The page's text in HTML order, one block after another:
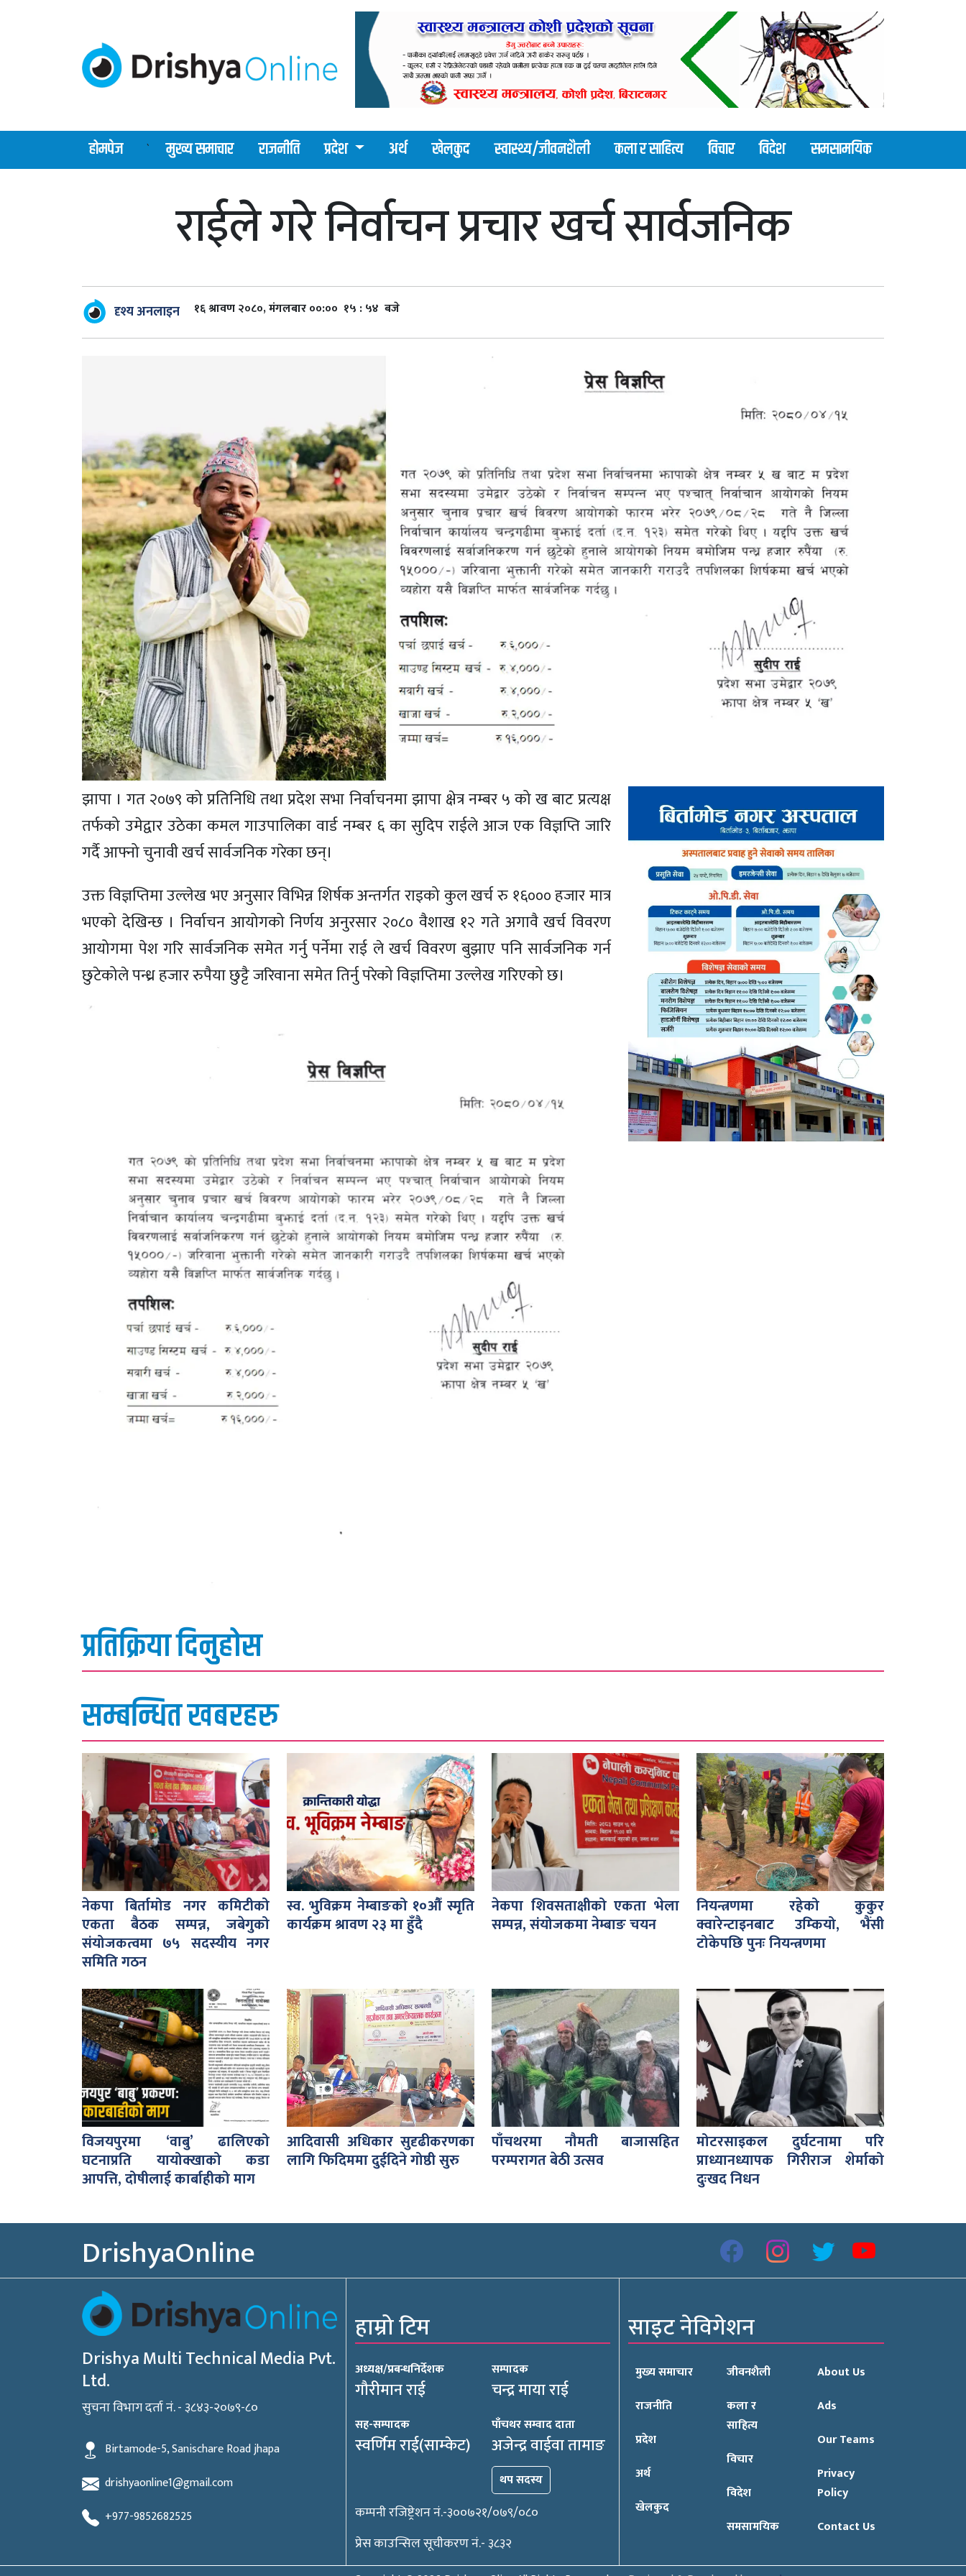
होमपेज ` मुख्य समाचार राजनीति प्रदेश अर्थ खेलकुद स्वास्थ्य/जीवनशैली कला र साहित्य विचार विदेश समसामयिक
राईले गरे निर्वाचन प्रचार खर्च सार्वजनिक
दृश्य अनलाइन १६ श्रावण २०८०, मंगलबार ००:०० १५ : ५४ बजे
झापा । गत २०७९ को प्रतिनिधि तथा प्रदेश सभा निर्वाचनमा झापा क्षेत्र नम्बर ५ को ख बाट प्रत्यक्ष
तर्फको उमेद्वार उठेका कमल गाउपालिका वार्ड नम्बर ६ का सुदिप राईले आज एक विज्ञप्ति जारि
गर्दै आफ्नो चुनावी खर्च सार्वजनिक गरेका छन्।
उक्त विज्ञप्तिमा उल्लेख भए अनुसार विभिन्न शिर्षक अन्तर्गत राइको कुल खर्च रु १६००० हजार मात्र
भएको देखिन्छ । निर्वाचन आयोगको निर्णय अनुरसार २०८० वैशाख १२ गते अगावै खर्च विवरण
आयोगमा पेश गरि सार्वजनिक समेत गर्नु पर्नेमा राई ले खर्च विवरण बुझाए पनि सार्वजनिक गर्न
छुटेकोले पन्ध्र हजार रुपैया छुट्टै जरिवाना समेत तिर्नु परेको विज्ञप्तिमा उल्लेख गरिएको छ।
प्रतिक्रिया दिनुहोस
सम्बन्धित खबरहरु
नेकपा बिर्तामोड नगर कमिटीको
एकता बैठक सम्पन्न, जबेगुको
संयोजकत्वमा ७५ सदस्यीय नगर
समिति गठन
स्व. भुविक्रम नेम्बाङको १०औँ स्मृति
कार्यक्रम श्रावण २३ मा हुँदै
नेकपा शिवसताक्षीको एकता भेला
सम्पन्न, संयोजकमा नेम्बाङ चयन
नियन्त्रणमा रहेको कुकुर
क्वारेन्टाइनबाट उम्कियो, भैंसी
टोकेपछि पुनः नियन्त्रणमा
विजयपुरमा ‘वाबु’ ढालिएको
घटनाप्रति यायोक्खाको कडा
आपत्ति, दोषीलाई कार्बाहीको माग
आदिवासी अधिकार सुदृढीकरणका
लागि फिदिममा दुईदिने गोष्ठी सुरु
पाँचथरमा नौमती बाजासहित
परम्परागत बेठी उत्सव
मोटरसाइकल दुर्घटनामा परि
प्राध्यानध्यापक गिरीराज शेर्माको
दुःखद निधन
DrishyaOnline
Drishya Multi Technical Media Pvt.
Ltd.
सुचना विभाग दर्ता नं. - ३८४३-२०७९-८०
Birtamode-5, Sanischare Road jhapa
drishyaonline1@gmail.com
+977-9852682525
हाम्रो टिम
अध्यक्ष/प्रबन्धनिर्देशक
गौरीमान राई
सम्पादक
चन्द्र माया राई
सह-सम्पादक
स्वर्णिम राई(साम्केट)
पाँचथर सम्वाद दाता
अजेन्द्र वाईवा तामाङ
थप सदस्य
कम्पनी रजिष्ट्रेशन नं.-३००७२१/०७९/०८०
प्रेस काउन्सिल सूचीकरण नं.- ३८३२
साइट नेविगेशन
मुख्य समाचार
राजनीति
प्रदेश
अर्थ
खेलकुद
जीवनशैली
कला र
साहित्य
विचार
विदेश
समसामयिक
About Us
Ads
Our Teams
Privacy
Policy
Contact Us